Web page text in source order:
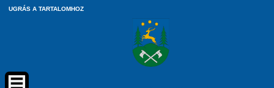
UGRÁS A TARTALOMHOZ